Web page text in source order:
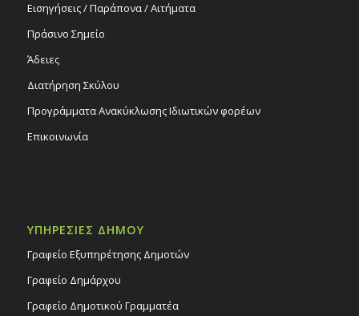
Εισηγήσεις / Παράπονα / Αιτήματα
Πράσινο Σημείο
Άδειες
Διατήρηση Σκύλου
Προγράμματα Ανακύκλωσης Ιδιωτικών φορέων
Επικοινωνία
ΥΠΗΡΕΣΙΕΣ ΔΗΜΟΥ
Γραφείο Εξυπηρέτησης Δημοτών
Γραφείο Δημάρχου
Γραφείο Δημοτικού Γραμματέα